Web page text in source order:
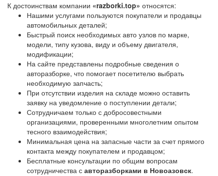
К достоинствам компании «razborki.top» относятся:
Нашими услугами пользуются покупатели и продавцы
автомобильных деталей;
Быстрый поиск необходимых авто узлов по марке,
модели, типу кузова, виду и объему двигателя,
модификации;
На сайте представлены подробные сведения о
авторазборке, что помогает посетителю выбрать
необходимую запчасть;
При отсутствии изделия на складе можно оставить
заявку на уведомление о поступлении детали;
Сотрудничаем только с добросовестными
организациями, проверенными многолетним опытом
тесного взаимодействия;
Минимальная цена на запасные части за счет прямого
контакта между покупателем и продавцом;
Бесплатные консультации по общим вопросам
сотрудничества с авторазборками в Новоазовск.